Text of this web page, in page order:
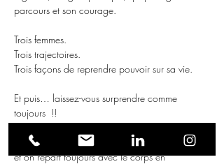
parcours et son courage.
Trois femmes.
Trois trajectoires.
Trois façons de reprendre pouvoir sur sa vie.
Et puis… laissez-vous surprendre comme
toujours  !!
Parce que chez Sista, on écoute avec le
cœur…
et on repart toujours avec le corps en